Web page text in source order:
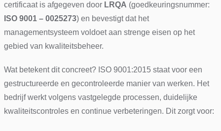
certificaat is afgegeven door LRQA (goedkeuringsnummer:
ISO 9001 – 0025273) en bevestigt dat het
managementsysteem voldoet aan strenge eisen op het
gebied van kwaliteitsbeheer.
Wat betekent dit concreet? ISO 9001:2015 staat voor een
gestructureerde en gecontroleerde manier van werken. Het
bedrijf werkt volgens vastgelegde processen, duidelijke
kwaliteitscontroles en continue verbeteringen. Dit zorgt voor: